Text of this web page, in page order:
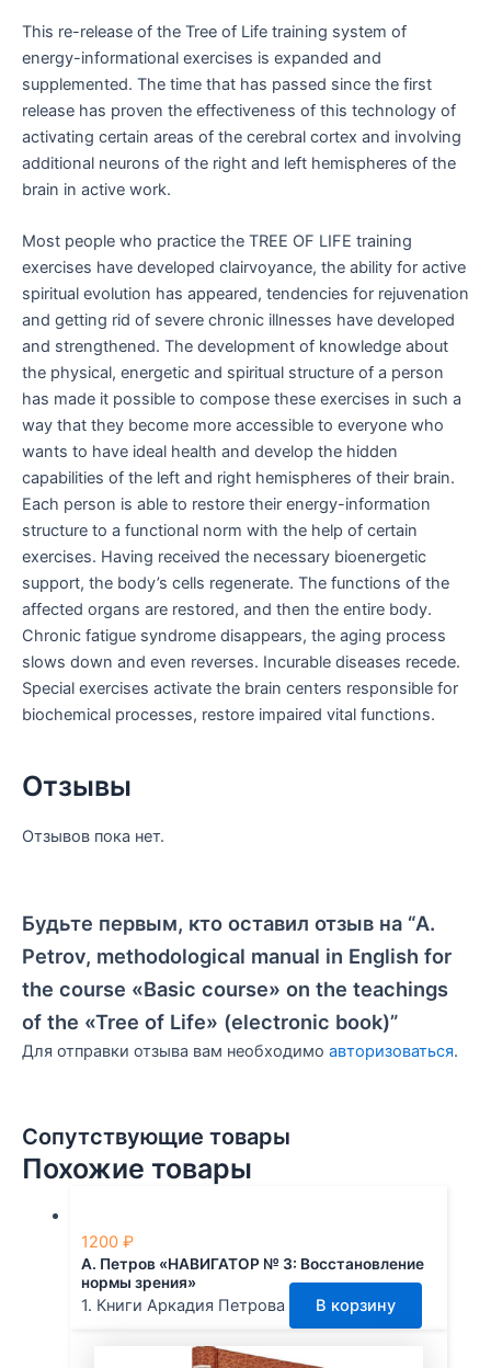
This re-release of the Tree of Life training system of
energy-informational exercises is expanded and
supplemented. The time that has passed since the first
release has proven the effectiveness of this technology of
activating certain areas of the cerebral cortex and involving
additional neurons of the right and left hemispheres of the
brain in active work.
Most people who practice the TREE OF LIFE training
exercises have developed clairvoyance, the ability for active
spiritual evolution has appeared, tendencies for rejuvenation
and getting rid of severe chronic illnesses have developed
and strengthened. The development of knowledge about
the physical, energetic and spiritual structure of a person
has made it possible to compose these exercises in such a
way that they become more accessible to everyone who
wants to have ideal health and develop the hidden
capabilities of the left and right hemispheres of their brain.
Each person is able to restore their energy-information
structure to a functional norm with the help of certain
exercises. Having received the necessary bioenergetic
support, the body’s cells regenerate. The functions of the
affected organs are restored, and then the entire body.
Chronic fatigue syndrome disappears, the aging process
slows down and even reverses. Incurable diseases recede.
Special exercises activate the brain centers responsible for
biochemical processes, restore impaired vital functions.
Отзывы
Отзывов пока нет.
Будьте первым, кто оставил отзыв на “A.
Petrov, methodological manual in English for
the course «Basic course» on the teachings
of the «Tree of Life» (electronic book)”
Для отправки отзыва вам необходимо авторизоваться.
Сопутствующие товары
Похожие товары
1200 ₽
А. Петров «НАВИГАТОР № 3: Восстановление
нормы зрения»
1. Книги Аркадия Петрова В корзину